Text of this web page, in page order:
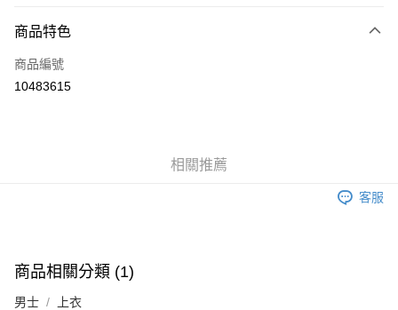
信用卡一次付款
LINE Pay
宅配(外島)
每筆NT$120，滿NT$5,000(含以上)免運費
商品特色
商品編號
10483615
相關推薦
客服
商品相關分類 (1)
男士 上衣